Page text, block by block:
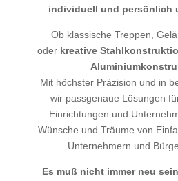
individuell und persönlich
Ob klassische Treppen,
oder kreative
Mit höchster Präzision und in
wir passgenaue Lösungen
Einrichtungen und
Wünsche und Träume von
Unternehmern und
Es muß nicht immer neu